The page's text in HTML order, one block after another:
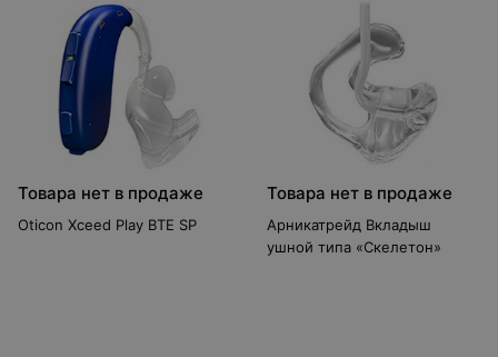
Товара нет в продаже
Oticon Xceed Play BTE SP
Товара нет в продаже
Арникатрейд Вкладыш
ушной типа «Скелетон»